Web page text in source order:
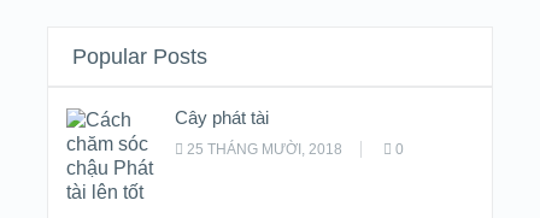
Popular Posts
Cây phát tài
25 THÁNG MƯỜI, 2018 0